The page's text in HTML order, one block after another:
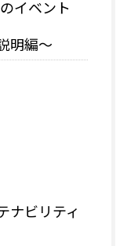
イベント
明編～
ナビリティ